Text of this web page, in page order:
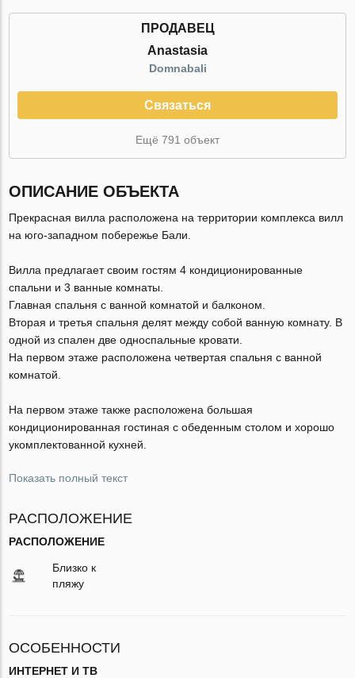
ПРОДАВЕЦ
Anastasia
Domnabali
Связаться
Ещё 791 объект
ОПИСАНИЕ ОБЪЕКТА
Прекрасная вилла расположена на территории комплекса вилл
на юго-западном побережье Бали.
Вилла предлагает своим гостям 4 кондиционированные
спальни и 3 ванные комнаты.
Главная спальня с ванной комнатой и балконом.
Вторая и третья спальня делят между собой ванную комнату. В
одной из спален две односпальные кровати.
На первом этаже расположена четвертая спальня с ванной
комнатой.
На первом этаже также расположена большая
кондиционированная гостиная с обеденным столом и хорошо
укомплектованной кухней.
Показать полный текст
РАСПОЛОЖЕНИЕ
РАСПОЛОЖЕНИЕ
Близко к
пляжу
ОСОБЕННОСТИ
ИНТЕРНЕТ И ТВ